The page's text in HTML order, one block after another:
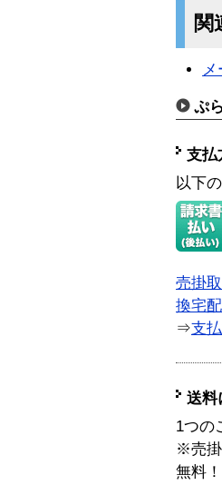
関
ぷ
支払
以下
売掛
換宅
⇒支
送料
1つの
※売掛
無料！